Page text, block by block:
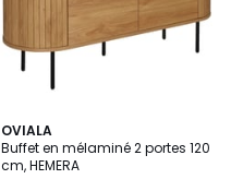
OVIALA
Buffet en mélaminé 2 portes 120
cm, HEMERA